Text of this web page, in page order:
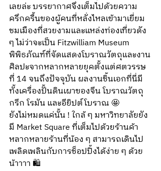
เลยล่ะ บรรยากาศจึงเต็มไปด้วยความ
ครึกครื้นของผู้คนที่หลั่งไหลเข้ามาเยี่ยม
ชมเมืองที่สวยงามและแหล่งท่องเที่ยวดัง
ๆ ไม่ว่าจะเป็น Fitzwilliam Museum
พิพิธภัณฑ์ที่จัดแสดงโบราณวัตถุและงาน
ศิลปะจากหลากหลายยุคตั้งแต่ศตวรรษ
ที่ 14 จนถึงปัจจุบัน ผลงานชิ้นเอกที่นี่มี
ทั้งเครื่องปั้นดินเผาของจีน โบราณวัตถุ
กรีก โรมัน และอียิปต์โบราณ 🤩
ยังไม่หมดแค่นั้น ! ใกล้ ๆ มหาวิทยาลัยยัง
มี Market Square ที่เต็มไปด้วยร้านค้า
หลากหลายร้านที่น้อง ๆ สามารถเดินไป
เพลิดเพลินกับการช็อปปิ้งได้ง่าย ๆ ด้วย
น้าาาา 🛍️